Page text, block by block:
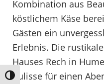
Umschalten auf hohe
Kombination aus
köstlichem Käse
Gästen ein
Erlebnis. Die
Hauses Rech in
Kulisse für einen